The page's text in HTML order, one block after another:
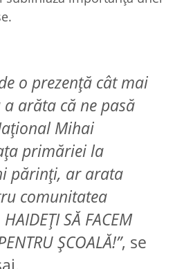
o prezență cât mai
arăta că ne pasă
Mihai
primăriei la
părinți, ar arata
comunitatea
SĂ FACEM
ŞCOALĂ!”, se